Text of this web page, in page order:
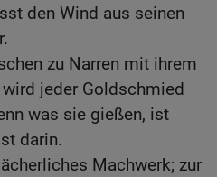
den Wind aus seinen
zu Narren mit ihrem
jeder Goldschmied
was sie gießen, ist
darin.
Machwerk; zur